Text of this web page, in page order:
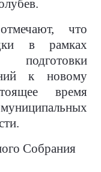
что
в рамках
подготовки
к новому
время
Собрания